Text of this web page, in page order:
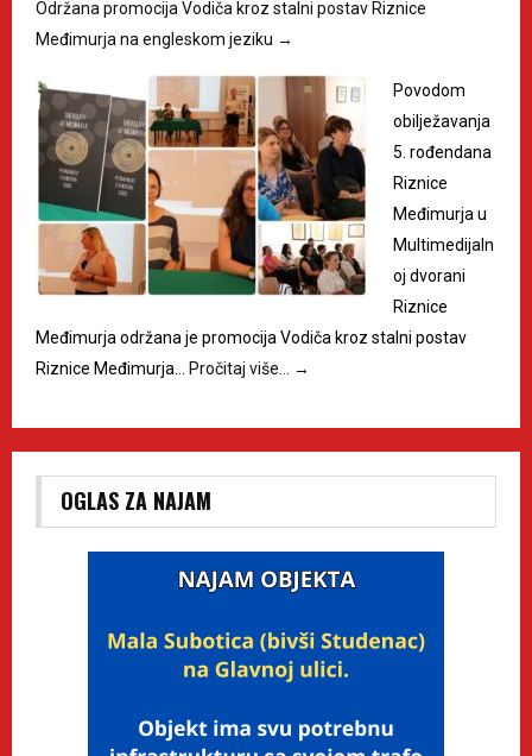
Održana promocija Vodiča kroz stalni postav Riznice
Međimurja na engleskom jeziku →
Povodom
obilježavanja
5. rođendana
Riznice
Međimurja u
Multimedijaln
oj dvorani
Riznice
Međimurja održana je promocija Vodiča kroz stalni postav
Riznice Međimurja…
Pročitaj više… →
OGLAS ZA NAJAM